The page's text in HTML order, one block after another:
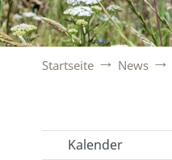
Startseite News
Kalender